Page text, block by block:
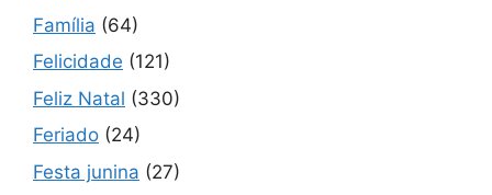
Família (64)
Felicidade (121)
Feliz Natal (330)
Feriado (24)
Festa junina (27)